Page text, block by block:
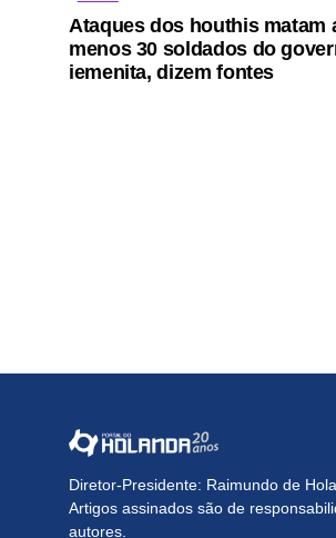
Ataques dos houthis matam
menos 30 soldados do
iemenita, dizem fontes
Diretor-Presidente: Raimundo de
Artigos assinados são de
autores.